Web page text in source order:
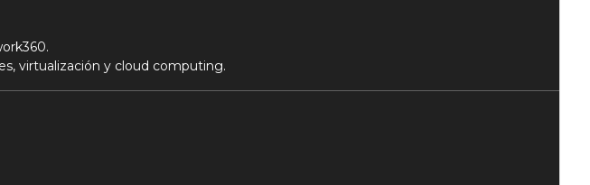
virtualización y cloud computing.